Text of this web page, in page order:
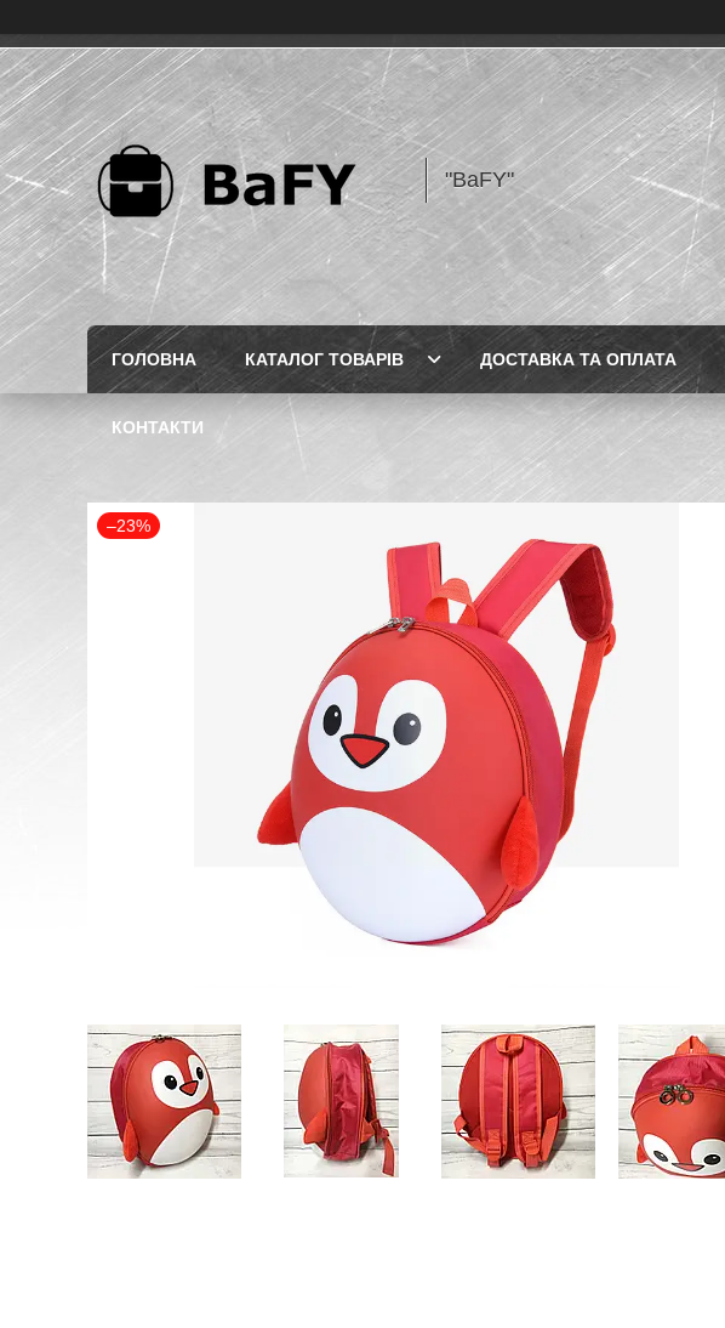
"BaFY"
ГОЛОВНА КАТАЛОГ ТОВАРІВ ДОСТАВКА ТА ОПЛАТА
КОНТАКТИ
–23%